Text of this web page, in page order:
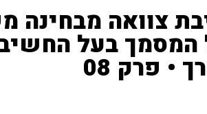
צוואה מבחינה
המסמך בעל
פרק 08